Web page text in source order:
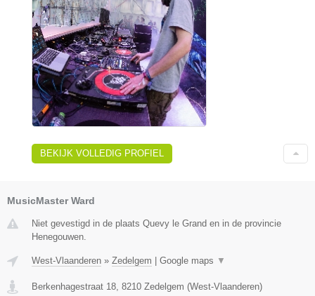
BEKIJK VOLLEDIG PROFIEL
MusicMaster Ward
Niet gevestigd in de plaats Quevy le Grand en in de provincie
Henegouwen.
West-Vlaanderen » Zedelgem Google maps ▼
Berkenhagestraat 18 8210 Zedelgem (West-Vlaanderen)